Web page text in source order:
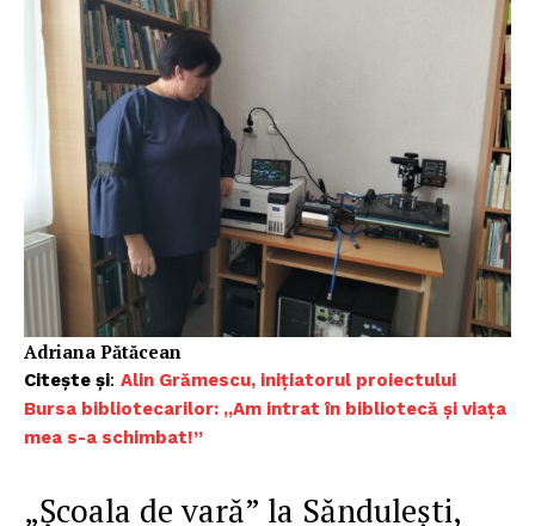
Adriana Pătăcean
Citește și: Alin Grămescu, inițiatorul proiectului
Bursa bibliotecarilor: „Am intrat în bibliotecă și viața
mea s-a schimbat!”
„Școala de vară” la Săndulești,